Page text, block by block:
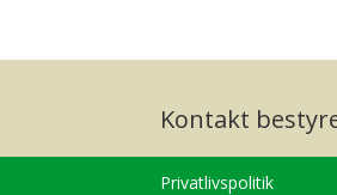
Kontakt
Privatlivspolitik